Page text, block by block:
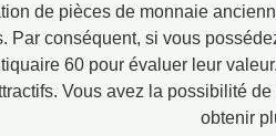
de pièces de monnaie
Par conséquent, si vous
60 pour évaluer leur
Vous avez la possibilité
obtenir